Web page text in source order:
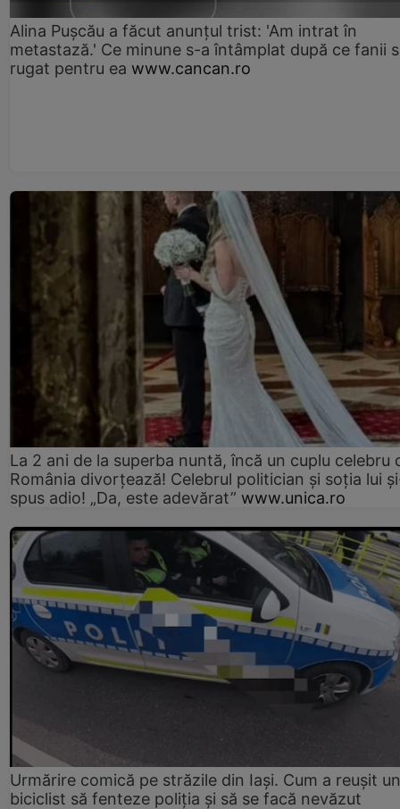
Alina Pușcău a făcut anunțul trist: 'Am intrat în
metastază.' Ce minune s-a întâmplat după ce fanii
rugat pentru ea www.cancan.ro
La 2 ani de la superba nuntă, încă un cuplu celebru
România divorțează! Celebrul politician și soția lui
spus adio! „Da, este adevărat” www.unica.ro
Urmărire comică pe străzile din Iași. Cum a reușit un
biciclist să fenteze poliția și să se facă nevăzut